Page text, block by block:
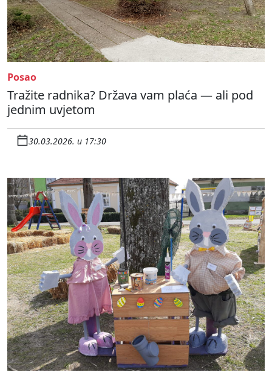
Posao
Tražite radnika? Država vam plaća — ali pod
jednim uvjetom
30.03.2026. u 17:30